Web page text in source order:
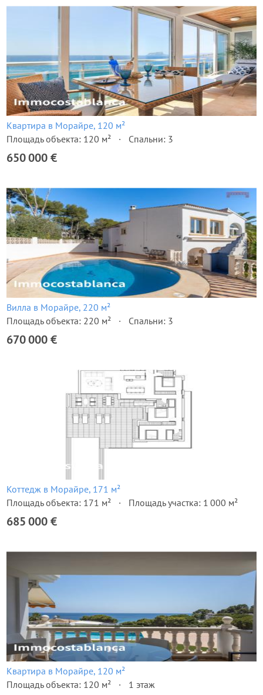
Квартира в Морайре, 120 м²
Площадь объекта: 120 м²
Спальни: 3
650 000 €
Вилла в Морайре, 220 м²
Площадь объекта: 220 м²
Спальни: 3
670 000 €
Коттедж в Морайре, 171 м²
Площадь объекта: 171 м²
Площадь участка: 1 000 м²
685 000 €
Квартира в Морайре, 120 м²
Площадь объекта: 120 м²
1 этаж